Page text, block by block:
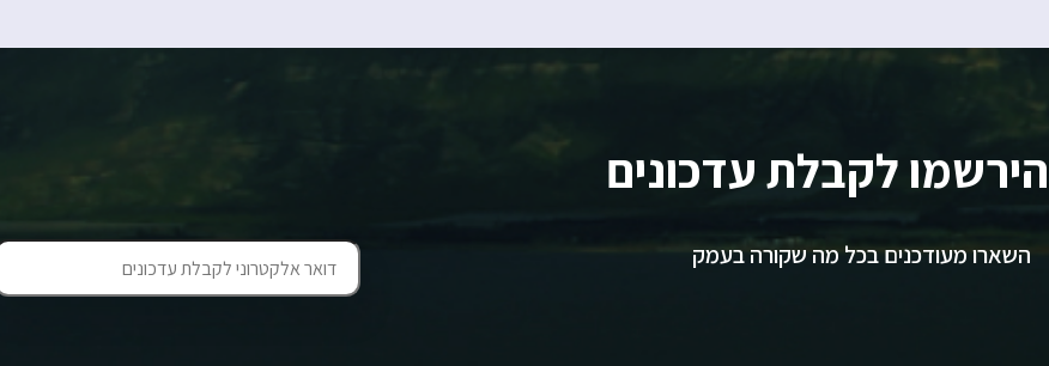
הירשמו לקבלת עדכונים
השארו מעודכנים בכל מה שקורה בעמק